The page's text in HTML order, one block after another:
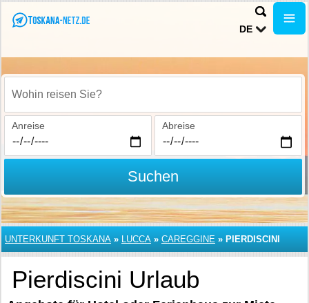
DE
Wohin reisen Sie?
Anreise Abreise
Suchen
UNTERKUNFT TOSKANA » LUCCA » CAREGGINE » PIERDISCINI
Pierdiscini Urlaub